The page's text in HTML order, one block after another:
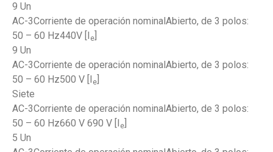
9 Un
AC-3Corriente de operación nominalAbierto, de 3 polos:
50 – 60 Hz440V [I
e
9 Un
AC-3Corriente de operación nominalAbierto, de 3 polos:
50 – 60 Hz500 V [I
e
Siete
AC-3Corriente de operación nominalAbierto, de 3 polos:
50 – 60 Hz660 V 690 V [I
e
5 Un